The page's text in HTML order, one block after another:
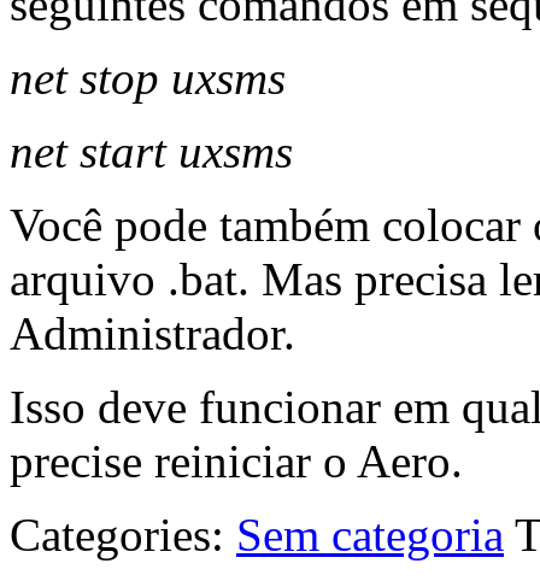
net stop uxsms
net start uxsms
Você pode também
arquivo .bat. Mas precisa
Administrador.
Isso deve funcionar em
precise reiniciar o Aero.
Categories: Sem categoria